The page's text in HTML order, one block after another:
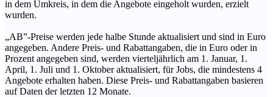
in dem Umkreis, in dem die Angebote eingeholt wurden, erzielt
wurden.
„AB”-Preise werden jede halbe Stunde aktualisiert und sind in Euro
angegeben. Andere Preis- und Rabattangaben, die in Euro oder in
Prozent angegeben sind, werden vierteljährlich am 1. Januar, 1.
April, 1. Juli und 1. Oktober aktualisiert, für Jobs, die mindestens 4
Angebote erhalten haben. Diese Preis- und Rabattangaben basieren
auf Daten der letzten 12 Monate.